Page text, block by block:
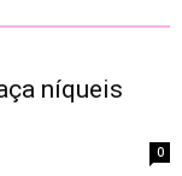
níqueis
0